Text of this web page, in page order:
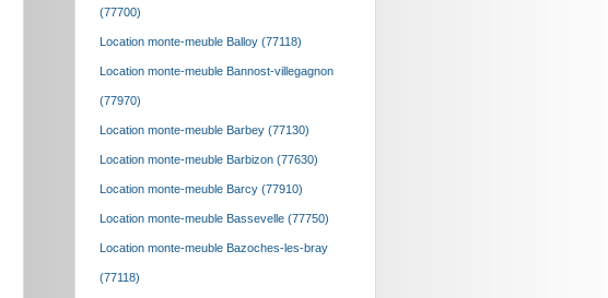
(77700)
Location monte-meuble Balloy (77118)
Location monte-meuble Bannost-villegagnon
(77970)
Location monte-meuble Barbey (77130)
Location monte-meuble Barbizon (77630)
Location monte-meuble Barcy (77910)
Location monte-meuble Bassevelle (77750)
Location monte-meuble Bazoches-les-bray
(77118)